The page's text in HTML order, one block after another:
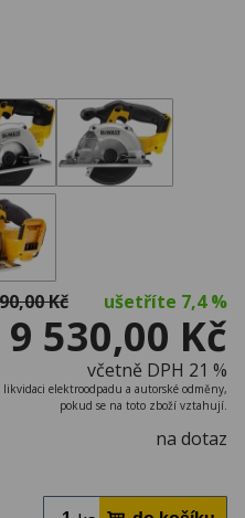
Kč ušetříte 7,4 %
9 530,00 Kč
včetně DPH 21 %
elektroodpadu a autorské odměny,
pokud se na toto zboží vztahují.
na dotaz